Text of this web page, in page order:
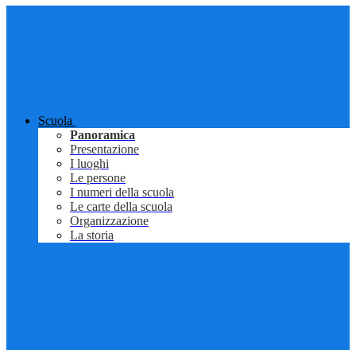
Scuola
Panoramica
Presentazione
I luoghi
Le persone
I numeri della scuola
Le carte della scuola
Organizzazione
La storia